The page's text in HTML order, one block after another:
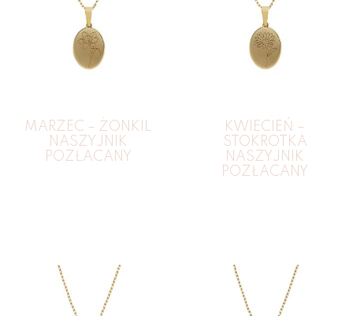
MARZEC – ŻONKIL
NASZYJNIK
POZŁACANY
KWIECIEŃ –
STOKROTKA
NASZYJNIK
POZŁACANY